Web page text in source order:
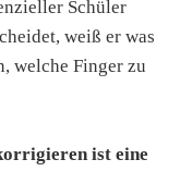
Schüler
weiß er was
welche Finger zu
ist eine